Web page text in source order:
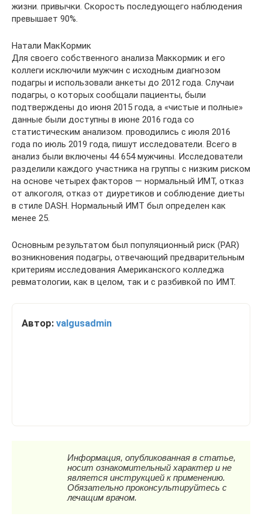
жизни. привычки. Скорость последующего наблюдения
превышает 90%.
Натали МакКормик
Для своего собственного анализа Маккормик и его
коллеги исключили мужчин с исходным диагнозом
подагры и использовали анкеты до 2012 года. Случаи
подагры, о которых сообщали пациенты, были
подтверждены до июня 2015 года, а «чистые и полные»
данные были доступны в июне 2016 года со
статистическим анализом. проводились с июля 2016
года по июль 2019 года, пишут исследователи. Всего в
анализ были включены 44 654 мужчины. Исследователи
разделили каждого участника на группы с низким риском
на основе четырех факторов — нормальный ИМТ, отказ
от алкоголя, отказ от диуретиков и соблюдение диеты
в стиле DASH. Нормальный ИМТ был определен как
менее 25.
Основным результатом был популяционный риск (PAR)
возникновения подагры, отвечающий предварительным
критериям исследования Американского колледжа
ревматологии, как в целом, так и с разбивкой по ИМТ.
Автор: valgusadmin